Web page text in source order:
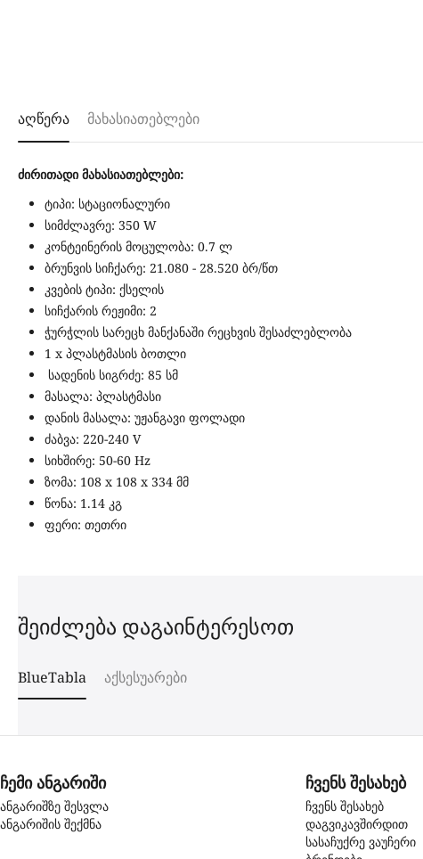
აღწერა მახასიათებლები
ძირითადი მახასიათებლები:
ტიპი: სტაციონალური
სიმძლავრე: 350 W
კონტეინერის მოცულობა: 0.7 ლ
ბრუნვის სიჩქარე: 21.080 - 28.520 ბრ/წთ
კვების ტიპი: ქსელის
სიჩქარის რეჟიმი: 2
ჭურჭლის სარეცხ მანქანაში რეცხვის შესაძლებლობა
1 x პლასტმასის ბოთლი
სადენის სიგრძე: 85 სმ
მასალა: პლასტმასი
დანის მასალა: უჟანგავი ფოლადი
ძაბვა: 220-240 V
სიხშირე: 50-60 Hz
ზომა: 108 x 108 x 334 მმ
წონა: 1.14 კგ
ფერი: თეთრი
შეიძლება დაგაინტერესოთ
BlueTabla აქსესუარები
ჩემი ანგარიში
ანგარიშზე შესვლა
ანგარიშის შექმნა
ჩვენს შესახებ
ჩვენს შესახებ
დაგვიკავშირდით
სასაჩუქრე ვაუჩერი